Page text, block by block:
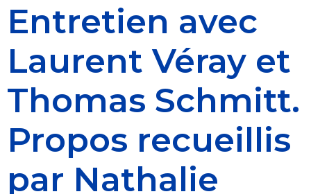
Entretien avec
Laurent Véray et
Thomas Schmitt.
Propos recueillis
par Nathalie